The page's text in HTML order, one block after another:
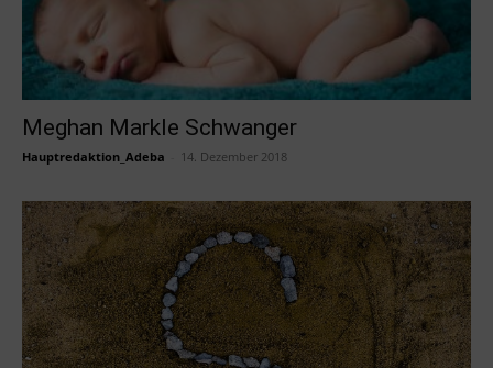
Meghan Markle Schwanger
Hauptredaktion_Adeba 14. Dezember 2018